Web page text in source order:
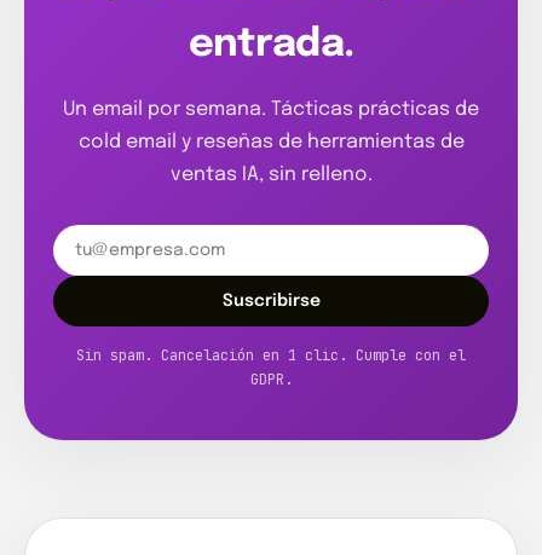
entrada.
Un email por semana. Tácticas prácticas de
cold email y reseñas de herramientas de
ventas IA, sin relleno.
Suscribirse
Sin spam. Cancelación en 1 clic. Cumple con el
GDPR.